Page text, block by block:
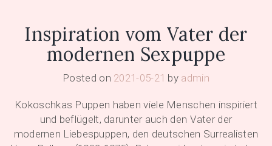
Inspiration vom Vater der
modernen Sexpuppe
Posted on 2021-05-21 by admin
Kokoschkas Puppen haben viele Menschen inspiriert
und beflügelt, darunter auch den Vater der
modernen Liebespuppen, den deutschen Surrealisten